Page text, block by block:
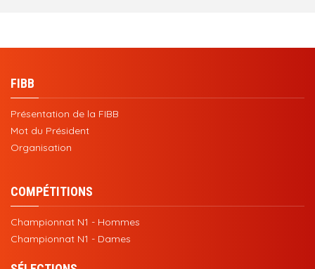
FIBB
Présentation de la FIBB
Mot du Président
Organisation
COMPÉTITIONS
Championnat N1 - Hommes
Championnat N1 - Dames